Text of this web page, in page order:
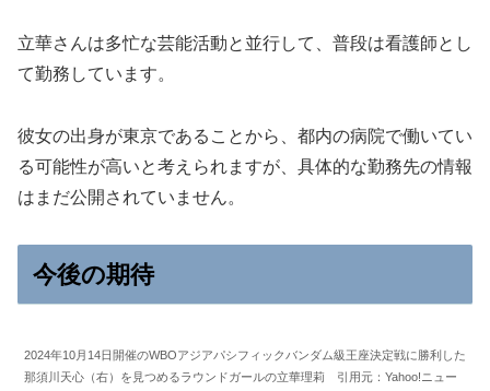
立華さんは多忙な芸能活動と並行して、普段は看護師とし
て勤務しています。
彼女の出身が東京であることから、都内の病院で働いてい
る可能性が高いと考えられますが、具体的な勤務先の情報
はまだ公開されていません。
今後の期待
2024年10月14日開催のWBOアジアパシフィックバンダム級王座決定戦に勝利した
那須川天心（右）を見つめるラウンドガールの立華理莉 引用元：Yahoo!ニュー